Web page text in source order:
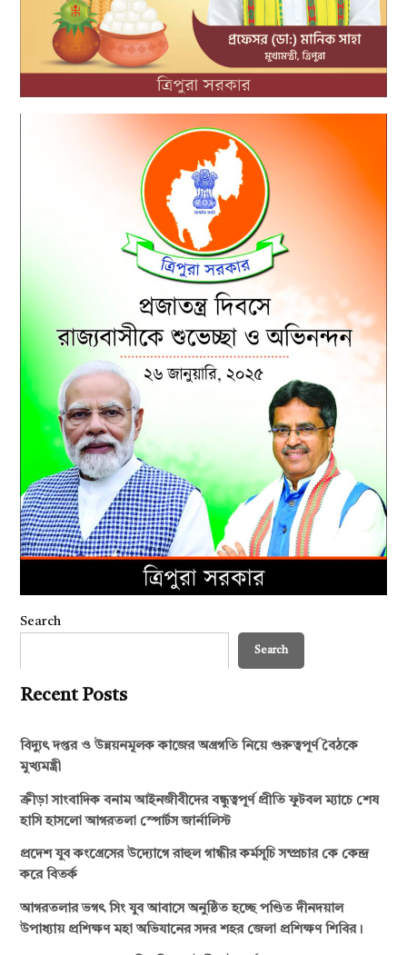
Search
Search
Recent Posts
বিদ্যুৎ দপ্তর ও উন্নয়নমূলক কাজের অগ্রগতি নিয়ে গুরুত্বপূর্ণ বৈঠকে
মুখ্যমন্ত্রী
ক্রীড়া সাংবাদিক বনাম আইনজীবীদের বন্ধুত্বপূর্ণ প্রীতি ফুটবল ম্যাচে শেষ
হাসি হাসলো আগরতলা স্পোর্টস জার্নালিস্ট
প্রদেশ যুব কংগ্রেসের উদ্যোগে রাহুল গান্ধীর কর্মসূচি সম্প্রচার কে কেন্দ্র
করে বিতর্ক
আগরতলার ভগৎ সিং যুব আবাসে অনুষ্ঠিত হচ্ছে পণ্ডিত দীনদয়াল
উপাধ্যায় প্রশিক্ষণ মহা অভিযানের সদর শহর জেলা প্রশিক্ষণ শিবির।